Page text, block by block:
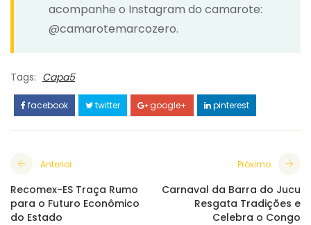
acompanhe o Instagram do camarote:
@camarotemarcozero.
Tags: Capa5
facebook twitter google+ pinterest
Anterior
Recomex-ES Traça Rumo
para o Futuro Econômico
do Estado
Próximo
Carnaval da Barra do Jucu
Resgata Tradições e
Celebra o Congo